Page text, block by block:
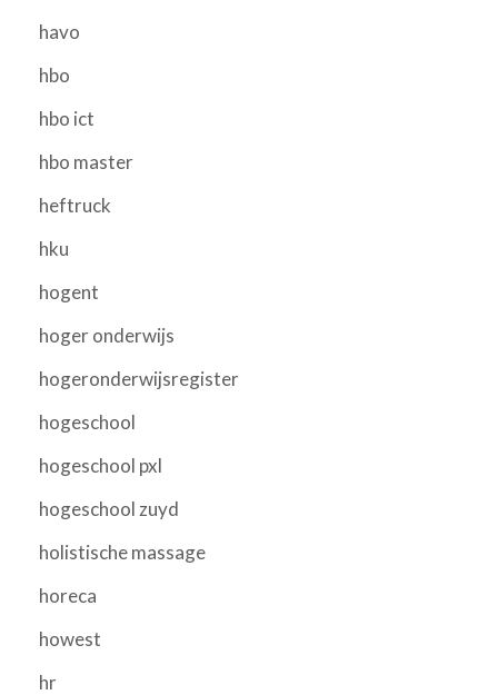
havo
hbo
hbo ict
hbo master
heftruck
hku
hogent
hoger onderwijs
hogeronderwijsregister
hogeschool
hogeschool pxl
hogeschool zuyd
holistische massage
horeca
howest
hr